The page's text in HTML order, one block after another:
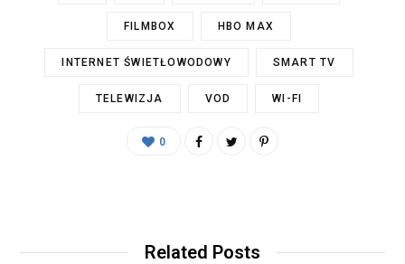
FILMBOX HBO MAX
INTERNET ŚWIETŁOWODOWY SMART TV
TELEWIZJA VOD WI-FI
0
Related Posts